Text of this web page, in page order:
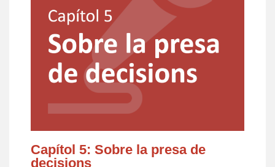
Capítol 5: Sobre la presa de
decisions